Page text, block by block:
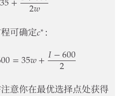
2𝑤
35+ I 6002
可确定𝑐∗:
=35𝑤+𝐼−600
2
600 35w + 600
意你在最优选择点处获得